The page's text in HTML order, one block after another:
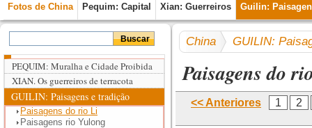
Fotos de China Pequim: Capital Xian: Guerreiros Guilin:
China GUILIN:
Paisagens do
<< Anteriores 1 2
PEQUIM: Muralha e Cidade Proibida
XIAN. Os guerreiros de terracota
GUILIN: Paisagens e tradição
Paisagens do rio Li
Paisagens rio Yulong